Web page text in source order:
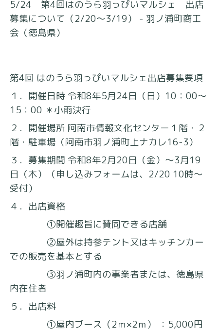
5/24 第4回はのうら羽っぴいマルシェ 出店
募集について（2/20～3/19） - 羽ノ浦町商工
会（徳島県）
第4回 はのうら羽っぴいマルシェ出店募集要項
１．開催日時 令和8年5月24日（日）10：00～
15：00 ＊小雨決行
２．開催場所 阿南市情報文化センター１階・２
階・駐車場（阿南市羽ノ浦町上ナカレ16-3）
３．募集期間 令和8年2月20日（金）〜3月19
日（木）（申し込みフォームは、2/20 10時～
受付）
４．出店資格
①開催趣旨に賛同できる店舗
②屋外は持参テント又はキッチンカー
での販売を基本とする
③羽ノ浦町内の事業者または、徳島県
内在住者
５．出店料
①屋内ブース（2ｍ×2ｍ） ：5,000円